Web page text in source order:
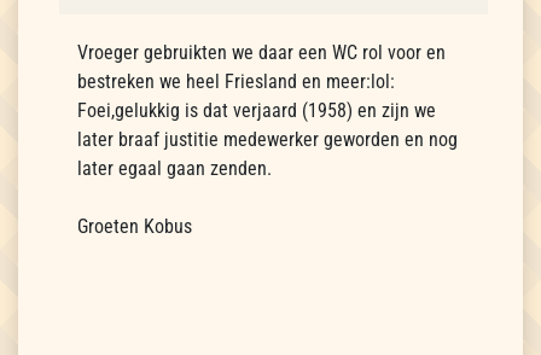
Vroeger gebruikten we daar een WC rol voor en
bestreken we heel Friesland en meer:lol:
Foei,gelukkig is dat verjaard (1958) en zijn we
later braaf justitie medewerker geworden en nog
later egaal gaan zenden.
Groeten Kobus